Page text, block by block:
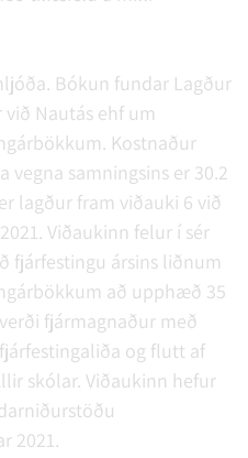
Bókun fundar Lagður
Nautás ehf um
Kostnaður
vegna samningsins er 30.2
lagður fram viðauki 6 við
Viðaukinn felur í sér
fjárfestingu ársins liðnum
að upphæð 35
fjármagnaður með
og flutt af
skólar. Viðaukinn hefur
2021.